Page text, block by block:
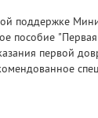
поддержке
пособие
первой